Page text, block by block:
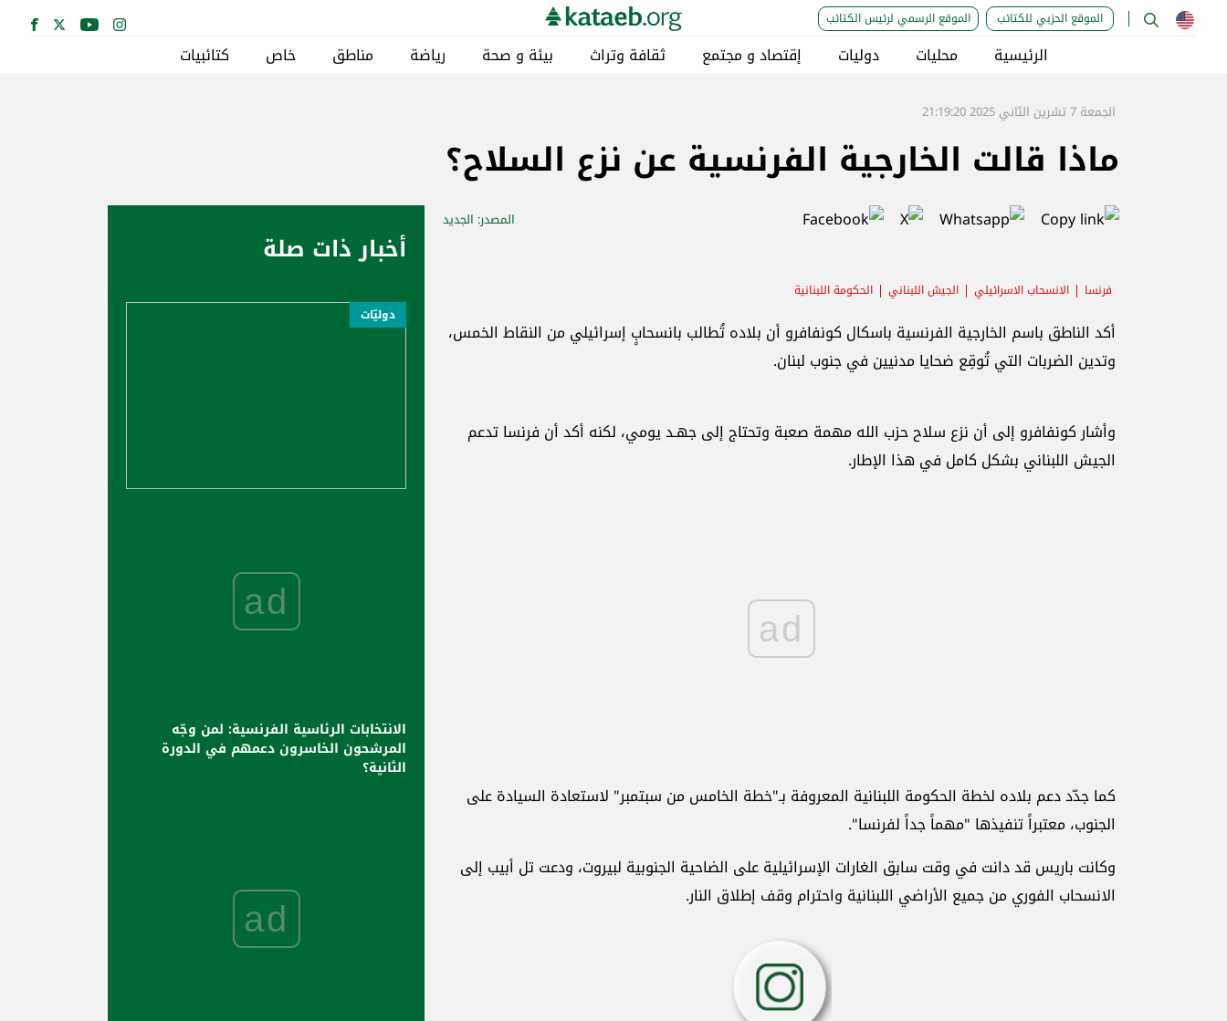
الموقع الحزبي للكتائب الموقع الرسمي لرئيس الكتائب
الرئيسية محليات دوليات إقتصاد و مجتمع ثقافة وتراث بيئة و صحة رياضة مناطق خاص كتائبيات
الجمعة 7 تشرين الثاني 2025 21:19:20
ماذا قالت الخارجية الفرنسية عن نزع السلاح؟
المصدر: الجديد
فرنسا الانسحاب الاسرائيلي الجيش اللبناني الحكومة اللبنانية
أكد الناطق باسم الخارجية الفرنسية باسكال كونفافرو أن بلاده تُطالب بانسحابٍ إسرائيلي من النقاط الخمس،
وتدين الضربات التي تُوقِع ضحايا مدنيين في جنوب لبنان.
وأشار كونفافرو إلى أن نزع سلاح حزب الله مهمة صعبة وتحتاج إلى جهـد يومي، لكنه أكد أن فرنسا تدعم
الجيش اللبناني بشكل كامل في هذا الإطار.
ad
كما جدّد دعم بلاده لخطة الحكومة اللبنانية المعروفة بـ"خطة الخامس من سبتمبر" لاستعادة السيادة على
الجنوب، معتبراً تنفيذها "مهماً جداً لفرنسا".
وكانت باريس قد دانت في وقت سابق الغارات الإسرائيلية على الضاحية الجنوبية لبيروت، ودعت تل أبيب إلى
الانسحاب الفوري من جميع الأراضي اللبنانية واحترام وقف إطلاق النار.
أخبار ذات صلة
دوليّات
ad
الانتخابات الرئاسية الفرنسية: لمن وجّه
المرشحون الخاسرون دعمهم في الدورة
الثانية؟
ad